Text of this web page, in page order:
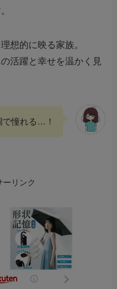
想的に映る家族。
活躍と幸せを温かく見
で憧れる…！
ーリンク